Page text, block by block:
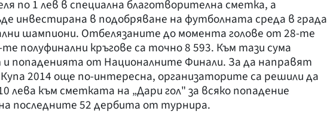
по 1 лев в специална благотворителна сметка, а
инвестирана в подобряване на футболната среда в града
шампиони. Отбелязаните до момента голове от 28-те
полуфинални кръгове са точно 8 593. Към тази сума
попаденията от Националните Финали. За да направят
2014 още по-интересна, организаторите са решили да
лева към сметката на „Дари гол" за всяко попадение
последните 52 дербита от турнира.